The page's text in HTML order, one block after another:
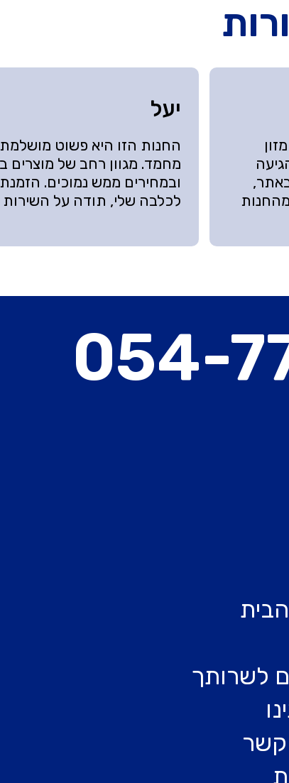
יעל
החנות הזו היא פשוט
מחמד. מגוון רחב של מוצרים
ובמחירים ממש נמוכים. הזמנתי
לכלבה שלי, תודה על
054-
לשרותך
קשר